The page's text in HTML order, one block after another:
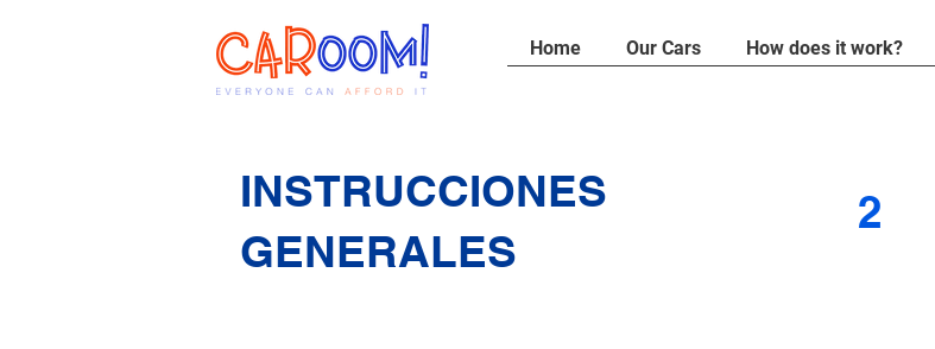
Home Our Cars How does it work?
INSTRUCCIONES
GENERALES
2